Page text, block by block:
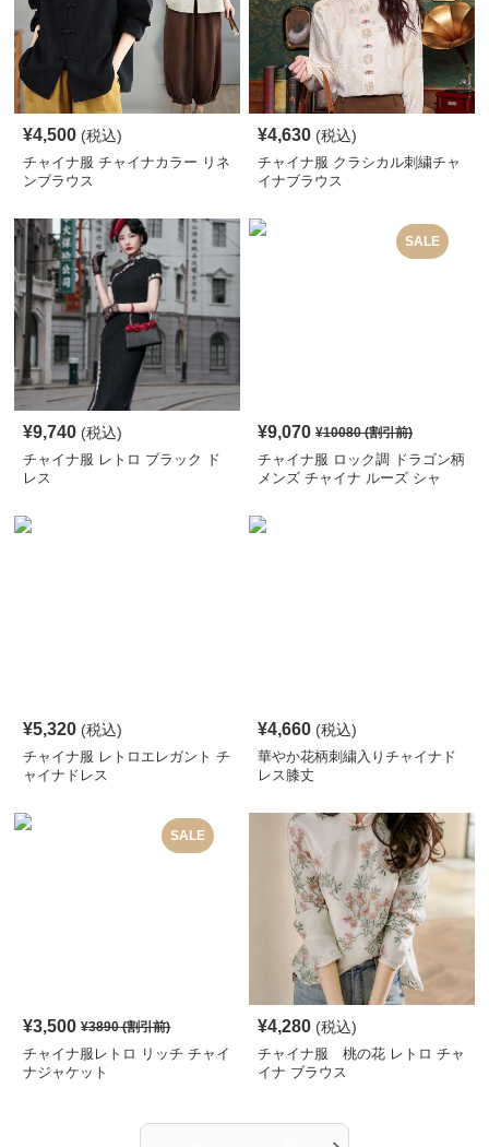
¥4,500 (税込)
チャイナ服 チャイナカラー リネ
ンブラウス
¥4,630 (税込)
チャイナ服 クラシカル刺繍チャ
イナブラウス
¥9,740 (税込)
チャイナ服 レトロ ブラック ド
レス
SALE
¥9,070 ¥10080(割引前)
チャイナ服 ロック調 ドラゴン柄
メンズ チャイナ ルーズ シャ
¥5,320 (税込)
チャイナ服 レトロエレガント チ
ャイナドレス
¥4,660 (税込)
華やか花柄刺繍入りチャイナド
レス膝丈
SALE
¥3,500 ¥3890(割引前)
チャイナ服レトロ リッチ チャイ
ナジャケット
¥4,280 (税込)
チャイナ服 桃の花 レトロ チャ
イナ ブラウス